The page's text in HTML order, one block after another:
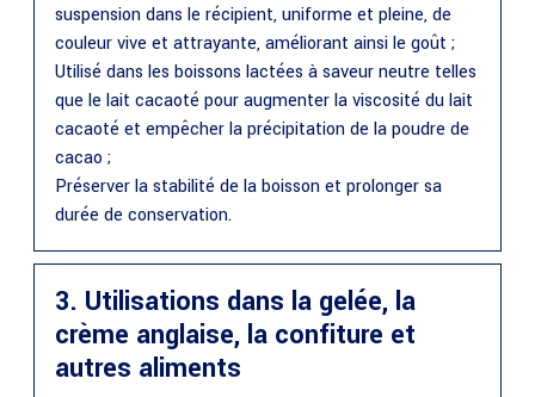
suspension dans le récipient, uniforme et pleine, de
couleur vive et attrayante, améliorant ainsi le goût ;
Utilisé dans les boissons lactées à saveur neutre telles
que le lait cacaoté pour augmenter la viscosité du lait
cacaoté et empêcher la précipitation de la poudre de
cacao ;
Préserver la stabilité de la boisson et prolonger sa
durée de conservation.
3. Utilisations dans la gelée, la
crème anglaise, la confiture et
autres aliments